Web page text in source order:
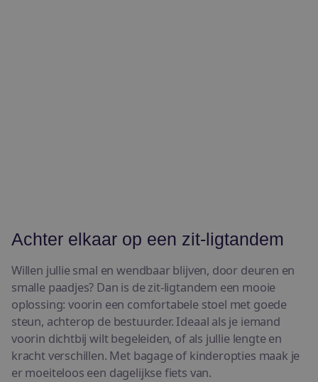
Achter elkaar op een zit-ligtandem
Willen jullie smal en wendbaar blijven, door deuren en
smalle paadjes? Dan is de zit-ligtandem een mooie
oplossing: voorin een comfortabele stoel met goede
steun, achterop de bestuurder. Ideaal als je iemand
voorin dichtbij wilt begeleiden, of als jullie lengte en
kracht verschillen. Met bagage of kinderopties maak je
er moeiteloos een dagelijkse fiets van.